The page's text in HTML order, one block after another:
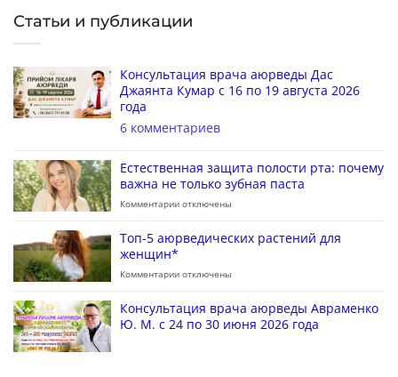
Статьи и публикации
Консультация врача аюрведы Дас
Джаянта Кумар с 16 по 19 августа 2026
года
6 комментариев
Естественная защита полости рта: почему
важна не только зубная паста
Комментарии отключены
Топ-5 аюрведических растений для
женщин*
Комментарии отключены
Консультация врача аюрведы Авраменко
Ю. М. с 24 по 30 июня 2026 года